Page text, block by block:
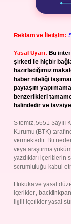
Reklam ve İletişim:
Yasal Uyarı: Bu
şirketi ile hiçbir
hazırladığımız
haber niteliği
paylaşım
benzerlikleri
halindedir ve
Sitemiz, 5651 Sayılı
Kurumu (BTK)
vermektedir. Bu
veya araştırma
yazdıkları içeriklerin
sorumluluğu kabul
Hukuka ve yasal
içerikleri,
ilgili içerikler yasal